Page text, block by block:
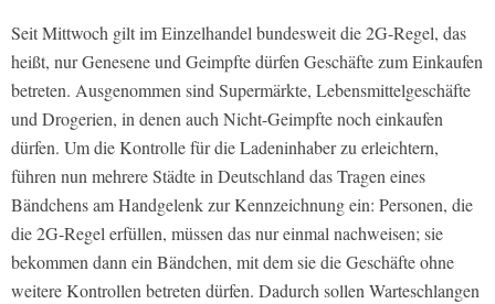
Seit Mittwoch gilt im Einzelhandel bundesweit die 2G-Regel, das
heißt, nur Genesene und Geimpfte dürfen Geschäfte zum Einkaufen
betreten. Ausgenommen sind Supermärkte, Lebensmittelgeschäfte
und Drogerien, in denen auch Nicht-Geimpfte noch einkaufen
dürfen. Um die Kontrolle für die Ladeninhaber zu erleichtern,
führen nun mehrere Städte in Deutschland das Tragen eines
Bändchens am Handgelenk zur Kennzeichnung ein: Personen, die
die 2G-Regel erfüllen, müssen das nur einmal nachweisen; sie
bekommen dann ein Bändchen, mit dem sie die Geschäfte ohne
weitere Kontrollen betreten dürfen. Dadurch sollen Warteschlangen